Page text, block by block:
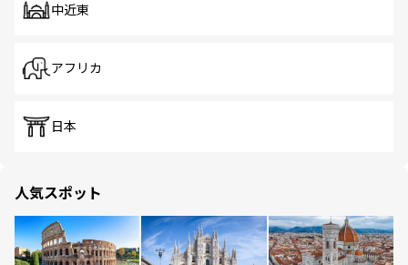
中近東
アフリカ
日本
人気スポット